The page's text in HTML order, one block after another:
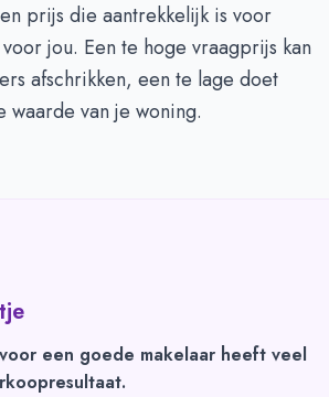
prijs die aantrekkelijk is voor
jou. Een te hoge vraagprijs kan
afschrikken, een te lage doet
waarde van je woning.
een goede makelaar heeft veel